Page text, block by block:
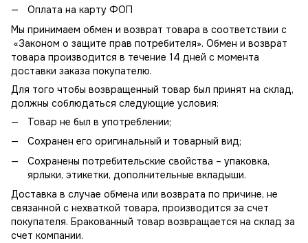
Оплата на карту ФОП
Мы принимаем обмен и возврат товара в соответствии с
«Законом о защите прав потребителя». Обмен и возврат
товара производится в течение 14 дней с момента
доставки заказа покупателю.
Для того чтобы возвращенный товар был принят на склад,
должны соблюдаться следующие условия:
Товар не был в употреблении;
Сохранен его оригинальный и товарный вид;
Сохранены потребительские свойства – упаковка,
ярлыки, этикетки, дополнительные вкладыши.
Доставка в случае обмена или возврата по причине, не
связанной с нехваткой товара, производится за счет
покупателя. Бракованный товар возвращается на склад за
счет компании.